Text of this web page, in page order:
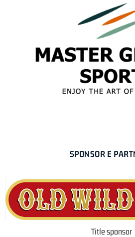
SPONSOR E
Title sponsor